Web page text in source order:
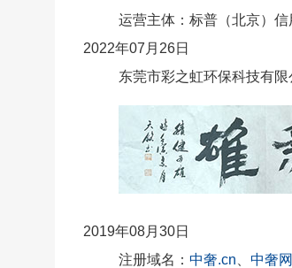
运营主体：标普（北京）信
2022年07月26日
东莞市彩之虹环保科技有
2019年08月30日
注册域名： 中奢.cn
中奢